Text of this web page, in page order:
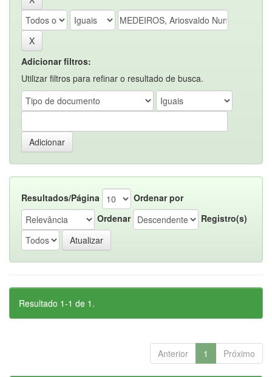
Adicionar filtros:
Utilizar filtros para refinar o resultado de busca.
Resultados/Página
Ordenar por
Ordenar
Registro(s)
Resultado 1-1 de 1.
Anterior 1 Próximo